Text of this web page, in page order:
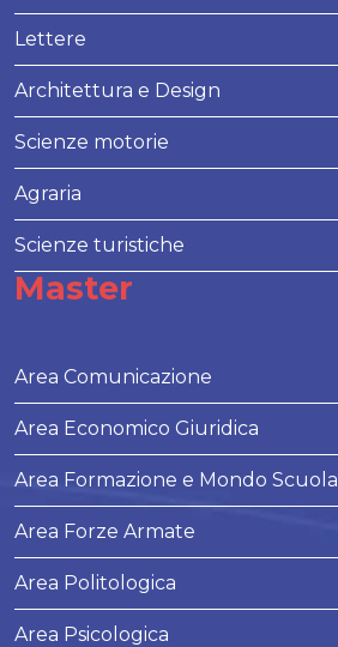
Lettere
Architettura e Design
Scienze motorie
Agraria
Scienze turistiche
Master
Area Comunicazione
Area Economico Giuridica
Area Formazione e Mondo Scuola
Area Forze Armate
Area Politologica
Area Psicologica